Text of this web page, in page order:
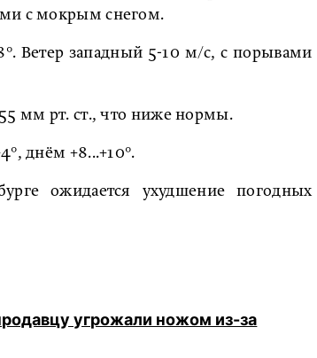
с мокрым снегом.
Ветер западный 5-10 м/с, с порывами
мм рт. ст., что ниже нормы.
днём +8...+10°.
ожидается ухудшение погодных
угрожали ножом из-за